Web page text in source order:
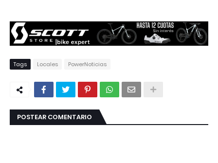
Tags Locales PowerNoticias
POSTEAR COMENTARIO